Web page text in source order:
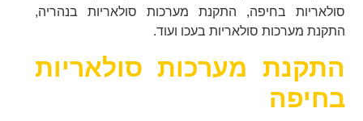
סולאריות בחיפה, התקנת מערכות סולאריות בנהריה,
התקנת מערכות סולאריות בעכו ועוד.
התקנת מערכות סולאריות
בחיפה